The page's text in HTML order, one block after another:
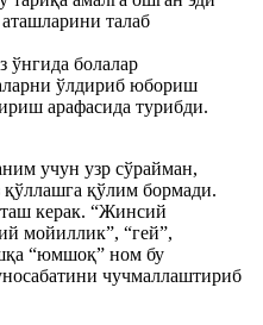
талаб
ўнгида болалар
ўлдириб юбориш
арафасида турибди.
учун узр сўрайман,
қўлим бормади.
керак. “Жинсий
мойиллик”, “гей”,
“юмшоқ” ном бу
чучмаллаштириб